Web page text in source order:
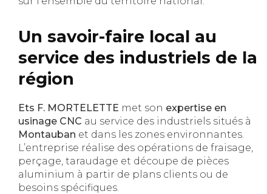
Un savoir-faire local au
service des industriels de la
région
Ets F. MORTELETTE met son expertise en
usinage CNC au service des industriels situés à
Montauban et dans les zones environnantes.
L’entreprise réalise des opérations de fraisage,
perçage, taraudage et découpe de pièces
aluminium à partir de plans clients ou de
besoins spécifiques.